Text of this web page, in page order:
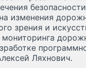
изменения
зрения и
Ляхнович.